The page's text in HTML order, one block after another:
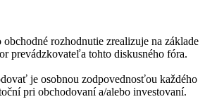
rozhodnutie zrealizuje na základe
prevádzkovateľa tohto diskusného fóra.
je osobnou zodpovednosťou každého
pri obchodovaní a/alebo investovaní.